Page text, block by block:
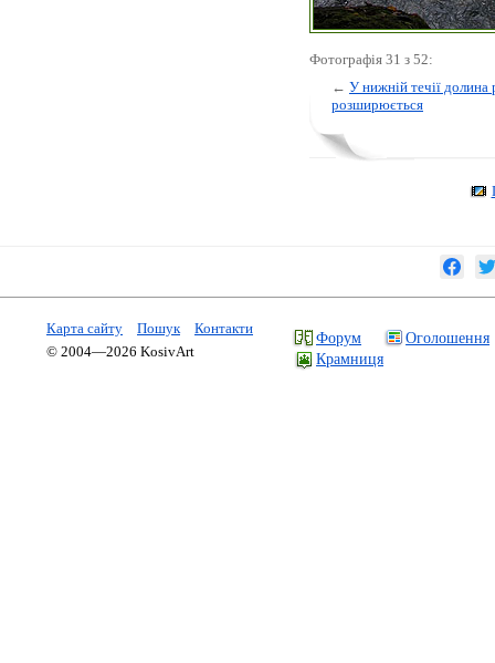
Фотографія 31 з 52:
← У нижній течії долина
розширюється
Карта сайту Пошук
Контакти
© 2004—2026 KosivArt
Форум
Оголошення
Крамниця